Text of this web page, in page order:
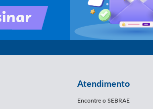
Atendimento
Encontre o SEBRAE